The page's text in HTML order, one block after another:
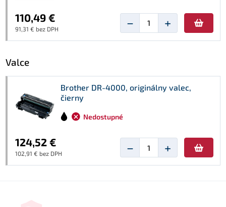
110,49 €
91,31 € bez DPH − +
Valce
Brother DR-4000, originálny valec,
čierny
Nedostupné
124,52 €
102,91 € bez DPH − +